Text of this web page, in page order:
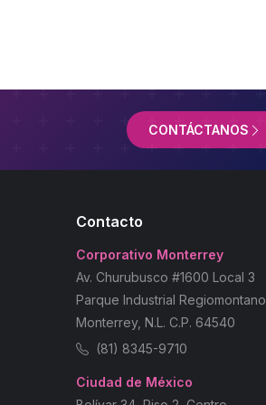
CONTÁCTANOS
Contacto
Corporativo Monterrey
Av. Churubusco #1600 Local 3
Parque Industrial Regiomontano
Monterrey, N.L. C.P. 64540
(81) 8345-9710
Ciudad de México